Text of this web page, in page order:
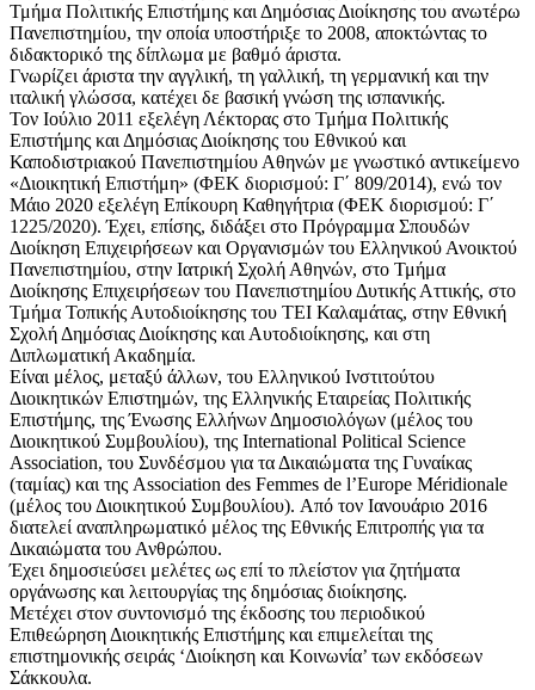
Τμήμα Πολιτικής Επιστήμης και Δημόσιας Διοίκησης του ανωτέρω
Πανεπιστημίου, την οποία υποστήριξε το 2008, αποκτώντας το
διδακτορικό της δίπλωμα με βαθμό άριστα.
Γνωρίζει άριστα την αγγλική, τη γαλλική, τη γερμανική και την
ιταλική γλώσσα, κατέχει δε βασική γνώση της ισπανικής.
Τον Ιούλιο 2011 εξελέγη Λέκτορας στο Τμήμα Πολιτικής
Επιστήμης και Δημόσιας Διοίκησης του Εθνικού και
Καποδιστριακού Πανεπιστημίου Αθηνών με γνωστικό αντικείμενο
«Διοικητική Επιστήμη» (ΦΕΚ διορισμού: Γ΄ 809/2014), ενώ τον
Μάιο 2020 εξελέγη Επίκουρη Καθηγήτρια (ΦΕΚ διορισμού: Γ΄
1225/2020). Έχει, επίσης, διδάξει στο Πρόγραμμα Σπουδών
Διοίκηση Επιχειρήσεων και Οργανισμών του Ελληνικού Ανοικτού
Πανεπιστημίου, στην Ιατρική Σχολή Αθηνών, στο Τμήμα
Διοίκησης Επιχειρήσεων του Πανεπιστημίου Δυτικής Αττικής, στο
Τμήμα Τοπικής Αυτοδιοίκησης του ΤΕΙ Καλαμάτας, στην Εθνική
Σχολή Δημόσιας Διοίκησης και Αυτοδιοίκησης, και στη
Διπλωματική Ακαδημία.
Είναι μέλος, μεταξύ άλλων, του Ελληνικού Ινστιτούτου
Διοικητικών Επιστημών, της Ελληνικής Εταιρείας Πολιτικής
Επιστήμης, της Ένωσης Ελλήνων Δημοσιολόγων (μέλος του
Διοικητικού Συμβουλίου), της International Political Science
Association, του Συνδέσμου για τα Δικαιώματα της Γυναίκας
(ταμίας) και της Association des Femmes de l’Europe Méridionale
(μέλος του Διοικητικού Συμβουλίου). Από τον Ιανουάριο 2016
διατελεί αναπληρωματικό μέλος της Εθνικής Επιτροπής για τα
Δικαιώματα του Ανθρώπου.
Έχει δημοσιεύσει μελέτες ως επί το πλείστον για ζητήματα
οργάνωσης και λειτουργίας της δημόσιας διοίκησης.
Μετέχει στον συντονισμό της έκδοσης του περιοδικού
Επιθεώρηση Διοικητικής Επιστήμης και επιμελείται της
επιστημονικής σειράς ‘Διοίκηση και Κοινωνία’ των εκδόσεων
Σάκκουλα.